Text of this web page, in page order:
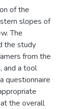
of the
slopes of
The
the study
from the
and a tool
questionnaire
the overall